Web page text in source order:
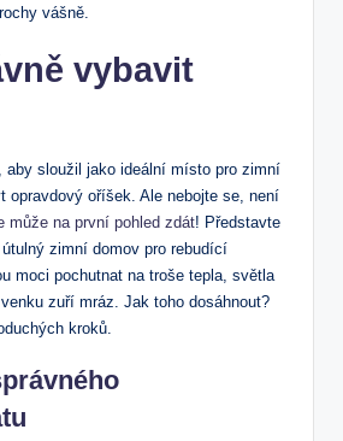
vášně.
vybavit
sloužil jako ideální místo pro zimní
opravdový oříšek. Ale nebojte se, není
může na první pohled zdát! Představte
zimní domov pro rebudící
moci pochutnat na troše tepla, světla
zuří mráz. Jak toho dosáhnout?
kroků.